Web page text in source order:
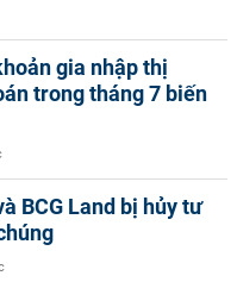
gia nhập thị
trong tháng 7 biến
BCG Land bị hủy tư